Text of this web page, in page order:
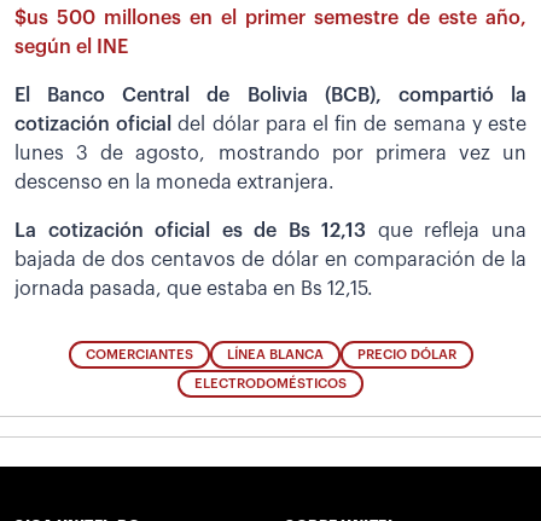
$us 500 millones en el primer semestre de este año,
según el INE
El Banco Central de Bolivia (BCB), compartió la
cotización oficialdel dólar para el fin de semana y este
lunes 3 de agosto, mostrando por primera vez un
descenso en la moneda extranjera.
La cotización oficial es de Bs 12,13 que refleja una
bajada de dos centavos de dólar en comparación de la
jornada pasada, que estaba en Bs 12,15.
COMERCIANTES LÍNEA BLANCA PRECIO DÓLAR
ELECTRODOMÉSTICOS